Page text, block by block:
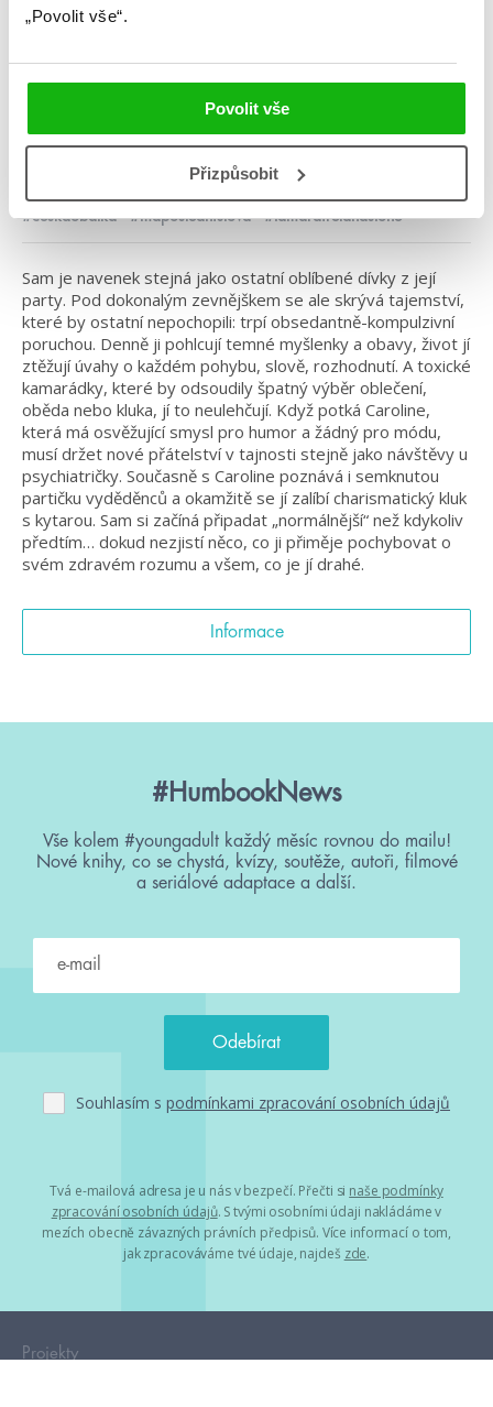
„Povolit vše“.
Povolit vše
Přizpůsobit
Kategorie: young adult
Žánr: Contemporary
Má poslední slova
#českáobálka #máposledníslova #tamarairelandstone
Sam je navenek stejná jako ostatní oblíbené dívky z její
party. Pod dokonalým zevnějškem se ale skrývá tajemství,
které by ostatní nepochopili: trpí obsedantně-kompulzivní
poruchou. Denně ji pohlcují temné myšlenky a obavy, život jí
ztěžují úvahy o každém pohybu, slově, rozhodnutí. A toxické
kamarádky, které by odsoudily špatný výběr oblečení,
oběda nebo kluka, jí to neulehčují. Když potká Caroline,
která má osvěžující smysl pro humor a žádný pro módu,
musí držet nové přátelství v tajnosti stejně jako návštěvy u
psychiatričky. Současně s Caroline poznává i semknutou
partičku vyděděnců a okamžitě se jí zalíbí charismatický kluk
s kytarou. Sam si začíná připadat „normálnější“ než kdykoliv
předtím… dokud nezjistí něco, co ji přiměje pochybovat o
svém zdravém rozumu a všem, co je jí drahé.
Informace
#HumbookNews
Vše kolem #youngadult každý měsíc rovnou do mailu!
Nové knihy, co se chystá, kvízy, soutěže, autoři, filmové
a seriálové adaptace a další.
Souhlasím s podmínkami zpracování osobních údajů
Tvá e-mailová adresa je u nás v bezpečí. Přečti si naše podmínky
zpracování osobních údajů. S tvými osobními údaji nakládáme v
mezích obecně závazných právních předpisů. Více informací o tom,
jak zpracováváme tvé údaje, najdeš zde.
Projekty